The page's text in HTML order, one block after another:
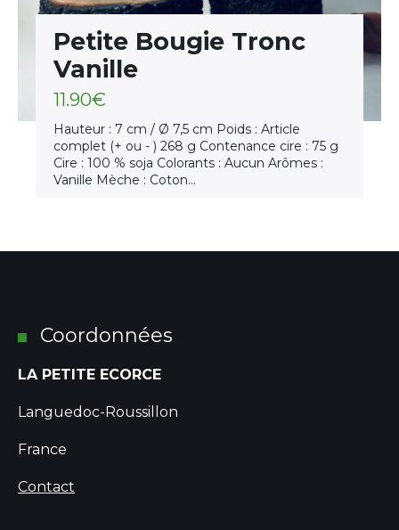
Petite Bougie Tronc
Vanille
11.90€
Hauteur : 7 cm / Ø 7,5 cm Poids : Article
complet (+ ou - ) 268 g Contenance cire : 75 g
Cire : 100 % soja Colorants : Aucun Arômes :
Vanille Mèche : Coton…
Coordonnées
LA PETITE ECORCE
Languedoc-Roussillon
France
Contact